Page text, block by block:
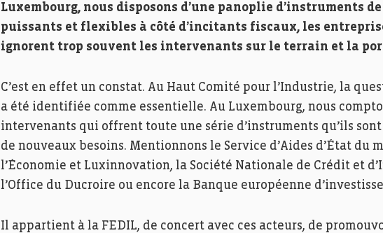
Luxembourg, nous disposons d’une panoplie d’instruments
puissants et flexibles à côté d’incitants fiscaux, les
ignorent trop souvent les intervenants sur le terrain et la
C’est en effet un constat. Au Haut Comité pour l’Industrie, la
a été identifiée comme essentielle. Au Luxembourg, nous
intervenants qui offrent toute une série d’instruments qu’ils sont
de nouveaux besoins. Mentionnons le Service d’Aides d’État du
l’Économie et Luxinnovation, la Société Nationale de Crédit et
l’Office du Ducroire ou encore la Banque européenne
Il appartient à la FEDIL, de concert avec ces acteurs, de